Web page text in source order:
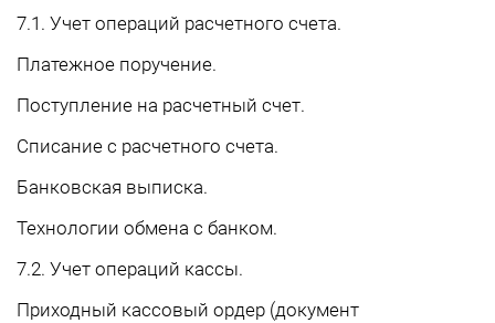
7.1. Учет операций расчетного счета.
Платежное поручение.
Поступление на расчетный счет.
Списание с расчетного счета.
Банковская выписка.
Технологии обмена с банком.
7.2. Учет операций кассы.
Приходный кассовый ордер (документ